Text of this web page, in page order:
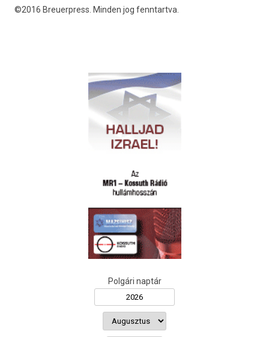
©2016 Breuerpress. Minden jog fenntartva.
Polgári naptár